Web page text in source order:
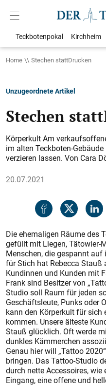
Teckbotenpokal Kirchheim
Home Stechen stattDrucken
Unzugeordnete Artikel
Stechen
Körperkult Am
im alten Teckboten-
verzieren lassen. Von Cara
20.07.2021
Die ehemaligen Räume des
gefüllt mit Liegen, Tätowier-
Menschen, die gespannt
für Stich hat Rebecca Stauß
Kundinnen und Kunden mit
Frank sind Besitzer von
Studio soll Raum für jeden
Geschäftsleute, Punks oder
kann den Körperkult für sich
kommen. Unsere älteste
Stauß glücklich. Oft werde
dunkles Kämmerchen
Genau hier will „Tattoo
bringen. Das Tattoo-Studio
durch nette Accessoires,
Eingang, eine offene und